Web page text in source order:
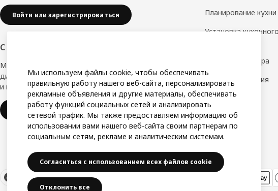
Войти или зарегистрироваться
С заботой о вашем бизнесе
Мы в IKEA, предлагаем безупречный
дизайн, вариации стилей, отличные цены
и надёжное качество.
IKEA для бизнеса
Планирование кухни
Установка кухонного
Дизайн интерьера
Замер помещения
Сборка
Мы используем файлы cookie, чтобы обеспечивать
правильную работу нашего веб-сайта, персонализировать
рекламные объявления и другие материалы, обеспечивать
работу функций социальных сетей и анализировать
сетевой трафик. Мы также предоставляем информацию об
использовании вами нашего веб-сайта своим партнерам по
социальным сетям, рекламе и аналитическим системам.
Согласиться с использованием всех файлов cookie
Отклонить все